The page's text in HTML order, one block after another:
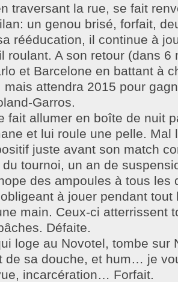
traversant la rue, se fait
un genou brisé, forfait,
rééducation, il continue à
roulant. A son retour (dans 6
et Barcelone en battant à
mais attendra 2015 pour
Garros.
fait allumer en boîte de nuit
et lui roule une pelle. Mal
juste avant son match
tournoi, un an de
des ampoules à tous les
à jouer pendant
main. Ceux-ci atterrissent
Défaite.
loge au Novotel, tombe sur
de sa douche, et hum… je
incarcération… Forfait.